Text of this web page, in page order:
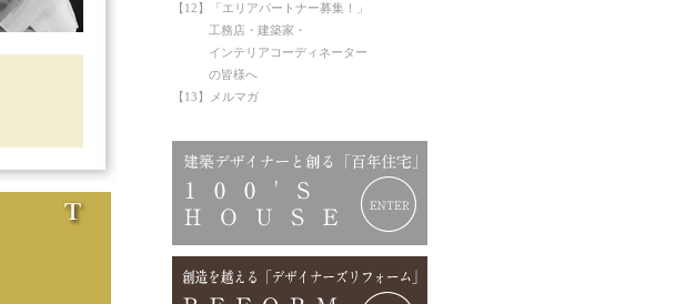
【12】「エリアパートナー募集！」
工務店・建築家・
インテリアコーディネーター
の皆様へ
【13】メルマガ